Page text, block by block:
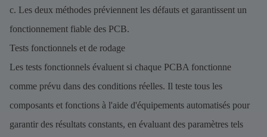
c. Les deux méthodes préviennent les défauts et garantissent un
fonctionnement fiable des PCB.
Tests fonctionnels et de rodage
Les tests fonctionnels évaluent si chaque PCBA fonctionne
comme prévu dans des conditions réelles. Il teste tous les
composants et fonctions à l'aide d'équipements automatisés pour
garantir des résultats constants, en évaluant des paramètres tels